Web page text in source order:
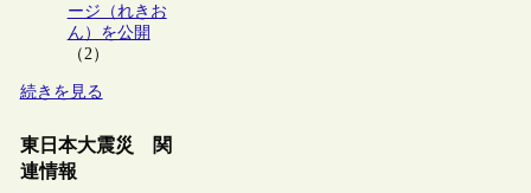
ージ（れきお
ん）を公開
（2）
続きを見る
東日本大震災 関
連情報